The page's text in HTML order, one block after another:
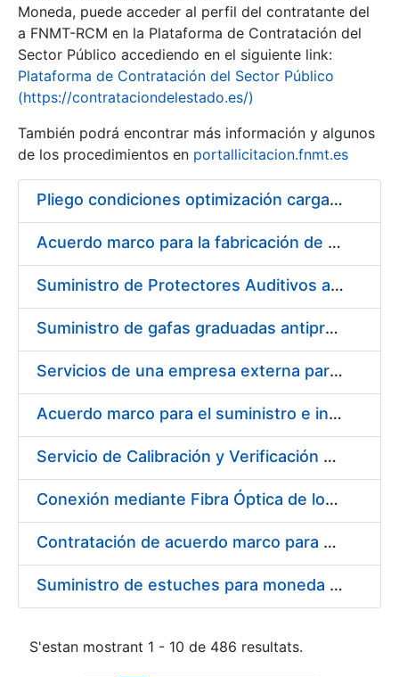
Mostra/Amaga
Moneda, puede acceder al perfil del contratante del
a FNMT-RCM en la Plataforma de Contratación del
Sector Público accediendo en el siguiente link:
Plataforma de Contratación del Sector Público
(https://contrataciondelestado.es/)
También podrá encontrar más información y algunos
de los procedimientos en portallicitacion.fnmt.es
Pliego condiciones optimización cargas compras firmado
Acuerdo marco para la fabricación de piezas
Suministro de Protectores Auditivos a medida para las personas trabajadoras de los Centros de Trabajo de Madrid y Burgos
Suministro de gafas graduadas antiproyecciones para los trabajadores de la FNMT-RCM en los centros de trabajo de Madrid y Burgos
Servicios de una empresa externa para el asesoramiento y resolución de los recursos de alzada que se presentan relacionados con procesos de selección para la FNMT-RCM
Acuerdo marco para el suministro e instalación de persianas, estores y otros complementos
Servicio de Calibración y Verificación Externa de los Equipos de Medición del Servicio de Prevención de la FNMT-RCM
Conexión mediante Fibra Óptica de los Centros de Proceso de Datos (CPDs) de las sedes de la FNMT-RCM de Burgos y Madrid
Contratación de acuerdo marco para el Suministro de Material de Electricidad para la Fábrica Nacional de Moneda y Timbre-Real Casa de la Moneda en su centro de trabajo de Burgos
Suministro de estuches para moneda de 30 €
S'estan mostrant 1 - 10 de 486 resultats.